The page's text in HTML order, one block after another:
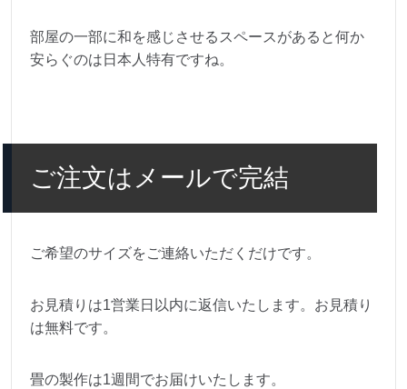
部屋の一部に和を感じさせるスペースがあると何か
安らぐのは日本人特有ですね。
ご注文はメールで完結
ご希望のサイズをご連絡いただくだけです。
お見積りは1営業日以内に返信いたします。お見積り
は無料です。
畳の製作は1週間でお届けいたします。